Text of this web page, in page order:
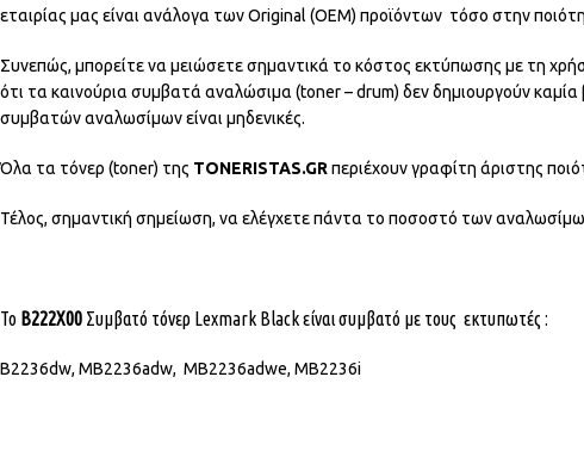
εταιρίας μας είναι ανάλογα των Original (OEM) προϊόντων τόσο στην
Συνεπώς, μπορείτε να μειώσετε σημαντικά το κόστος εκτύπωσης με τη
ότι τα καινούρια συμβατά αναλώσιμα (toner – drum) δεν δημιουργούν
συμβατών αναλωσίμων είναι μηδενικές.
Όλα τα τόνερ (toner) της TONERISTAS.GR περιέχουν γραφίτη άριστης
Τέλος, σημαντική σημείωση, να ελέγχετε πάντα το ποσοστό των
Το B222X00 Συμβατό τόνερ Lexmark Black είναι συμβατό με τους εκτυπωτές :
B2236dw, MB2236adw, MB2236adwe, MB2236i